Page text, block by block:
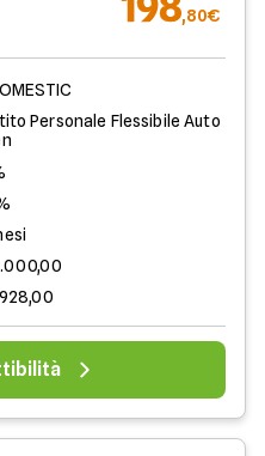
,80€
Personale Flessibile Auto